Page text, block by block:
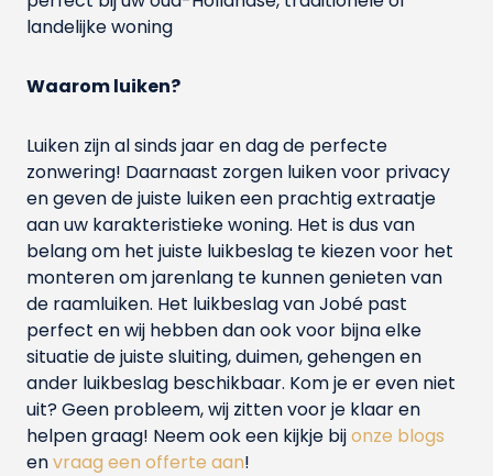
landelijke woning
Waarom luiken?
Luiken zijn al sinds jaar en dag de perfecte
zonwering! Daarnaast zorgen luiken voor privacy
en geven de juiste luiken een prachtig extraatje
aan uw karakteristieke woning. Het is dus van
belang om het juiste luikbeslag te kiezen voor het
monteren om jarenlang te kunnen genieten van
de raamluiken. Het luikbeslag van Jobé past
perfect en wij hebben dan ook voor bijna elke
situatie de juiste sluiting, duimen, gehengen en
ander luikbeslag beschikbaar. Kom je er even niet
uit? Geen probleem, wij zitten voor je klaar en
helpen graag! Neem ook een kijkje bijonze blogs
envraag een offerte aan!